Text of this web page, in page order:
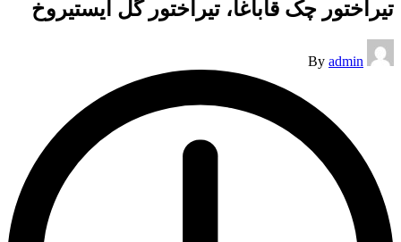
تیراختور چک قاباغا، تیراختور گل ایستیروخ
Posted
by
By admin